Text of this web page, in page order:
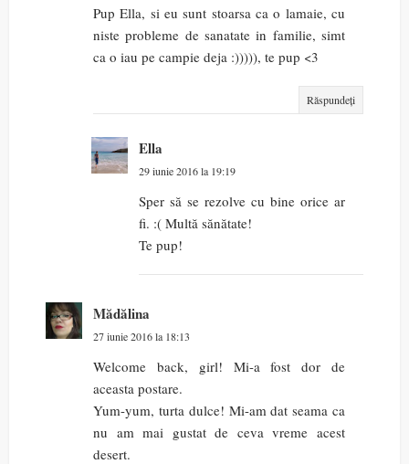
Pup Ella, si eu sunt stoarsa ca o lamaie, cu
niste probleme de sanatate in familie, simt
ca o iau pe campie deja :))))), te pup <3
Răspundeți
Ella
29 iunie 2016 la 19:19
Sper să se rezolve cu bine orice ar
fi. :( Multă sănătate!
Te pup!
Mădălina
27 iunie 2016 la 18:13
Welcome back, girl! Mi-a fost dor de
aceasta postare.
Yum-yum, turta dulce! Mi-am dat seama ca
nu am mai gustat de ceva vreme acest
desert.